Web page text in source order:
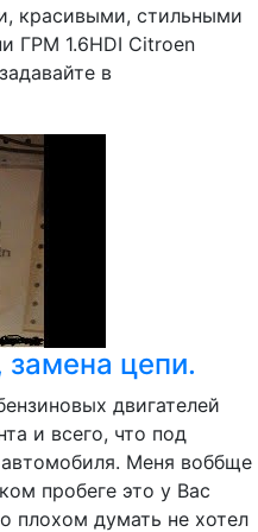
красивыми, стильными
ГРМ 1.6HDI Citroen
в
замена цепи.
двигателей
и всего, что под
Меня воббще
пробеге это у Вас
плохом думать не хотел